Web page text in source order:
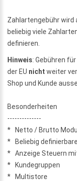
Zahlartengebühr wird
beliebig viele
definieren.
Hinweis: Gebühren
der EU nicht weiter
Shop und Kunde
Besonderheiten
--------------
* Netto / Brutto
* Beliebig
* Anzeige Steuern
* Kundegruppen
* Multistore